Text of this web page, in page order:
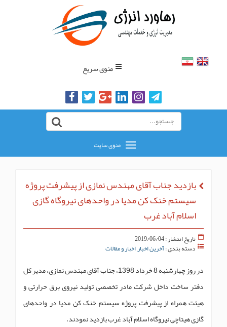
منوی سریع
منوی سایت
بازدید جناب آقای مهندس نمازی از پیشرفت پروژه
سیستم خنک کن مدیا در واحدهای نیروگاه گازی
اسلام آباد غرب
تاریخ انتشار : 2019/06/04
دسته بندی :آخرین اخبار,اخبار و مقالات
در روز چهارشنبه 8 خرداد 1398، جناب آقای مهندس نمازی، مدیر کل
دفتر ساخت داخل شرکت مادر تخصصی تولید نیروی برق حرارتی و
هیئت همراه از پیشرفت پروژه سیستم خنک کن مدیا در واحدهای
گازی هیتاچی نیروگاه اسلام آباد غرب بازدید نمودند.